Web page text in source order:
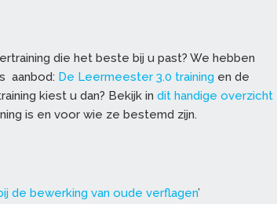
die het beste bij u past? We hebben
aanbod: De Leermeester 3.0 training en de
kiest u dan? Bekijk in dit handige overzicht
is en voor wie ze bestemd zijn.
de bewerking van oude verflagen’